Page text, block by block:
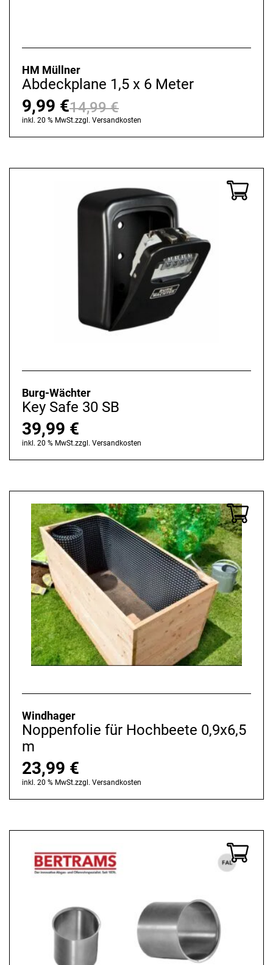
HM Müllner
Abdeckplane 1,5 x 6 Meter
14,99€
Ursprünglicher
war:
14,99 €
9,99 €
Aktueller
ist:
9,99 €.
inkl. 20 % MwSt.zzgl. Versandkosten
Burg-Wächter
Key Safe 30 SB
39,99 €
inkl. 20 % MwSt.zzgl. Versandkosten
Windhager
Noppenfolie für Hochbeete 0,9x6,5
m
23,99 €
inkl. 20 % MwSt.zzgl. Versandkosten